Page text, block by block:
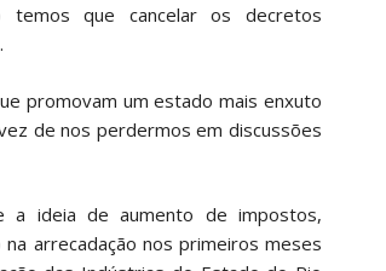
temos que cancelar os decretos
promovam um estado mais enxuto
de nos perdermos em discussões
a ideia de aumento de impostos,
arrecadação nos primeiros meses